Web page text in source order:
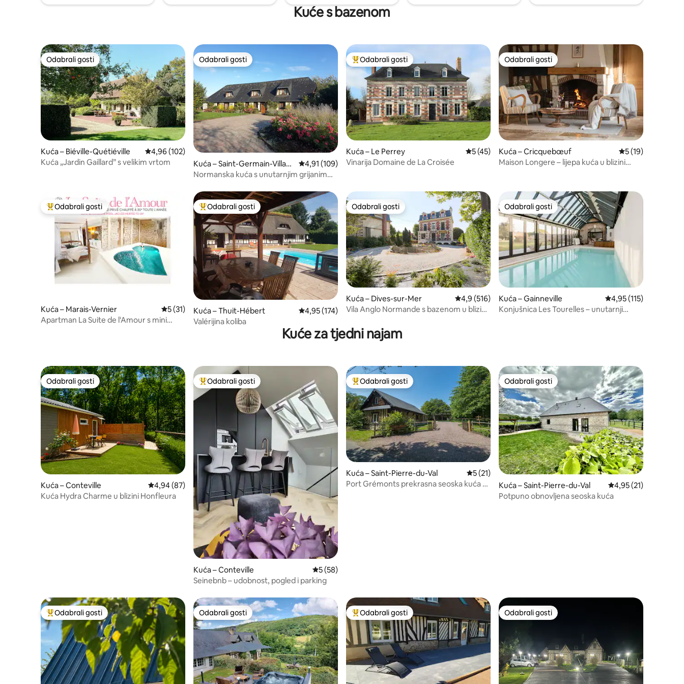
Kuće s bazenom
Odabrali gosti
Odabrali gosti
Kuća – Biéville-Quétiéville Prosječna ocjena: 4,96/5, recenzija: 102
4,96 (102)
Kuća „Jardin Gaillard” s velikim vrtom
Odabrali gosti
Odabrali gosti
Kuća – Saint-Germain-Villag
e
Prosječna ocjena: 4,91/5, recenzija: 109
4,91 (109)
Normanska kuća s unutarnjim grijanim
Među najviše rangiranima s oznakom „Odabrali gosti”
Odabrali gosti
Kuća – Le Perrey Prosječna ocjena: 5/5, recenzija: 45
5 (45)
Vinarija Domaine de La Croisée
Odabrali gosti
Odabrali gosti
Kuća – Cricquebœuf Prosječna ocjena:
5 (19)
Maison Longere – lijepa kuća u blizini
Među najviše rangiranima s oznakom „Odabrali gosti”
Odabrali gosti
Kuća – Marais-Vernier Prosječna ocjena: 5/5, recenzija: 31
5 (31)
Apartman La Suite de l'Amour s mini
Među najviše rangiranima s oznakom „Odabrali gosti”
Odabrali gosti
Kuća – Thuit-Hébert Prosječna ocjena: 4,95/5, recenzija: 174
4,95 (174)
Valérijina koliba
Odabrali gosti
Odabrali gosti
Kuća – Dives-sur-Mer Prosječna ocjena: 4,9/5, recenzija: 516
4,9 (516)
Vila Anglo Normande s bazenom u blizini
Odabrali gosti
Odabrali gosti
Kuća – Gainneville Prosječna ocjena:
4,95 (115)
Konjušnica Les Tourelles – unutarnji
Kuće za tjedni najam
Odabrali gosti
Odabrali gosti
Kuća – Conteville Prosječna ocjena: 4,94/5, recenzija: 87
4,94 (87)
Kuća Hydra Charme u blizini Honfleura
Među najviše rangiranima s oznakom „Odabrali gosti”
Odabrali gosti
Kuća – Conteville Prosječna ocjena: 5/5, recenzija: 58
5 (58)
Seinebnb – udobnost, pogled i parking
Među najviše rangiranima s oznakom „Odabrali gosti”
Odabrali gosti
Kuća – Saint-Pierre-du-Val Prosječna ocjena: 5/5, recenzija: 21
5 (21)
Port Grémonts prekrasna seoska kuća s
Odabrali gosti
Odabrali gosti
Kuća – Saint-Pierre-du-Val Prosječna ocjena:
4,95 (21)
Potpuno obnovljena seoska kuća
Među najviše rangiranima s oznakom „Odabrali gosti”
Odabrali gosti Odabrali gosti
Odabrali gosti Među najviše rangiranima s oznakom „Odabrali gosti”
Odabrali gosti Odabrali gosti
Odabrali gosti